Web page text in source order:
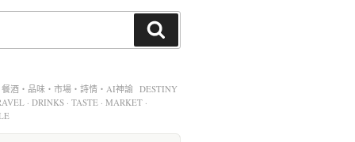
酒・品味・市場・詩情・AI神諭 DESTINY
· DRINKS · TASTE · MARKET ·